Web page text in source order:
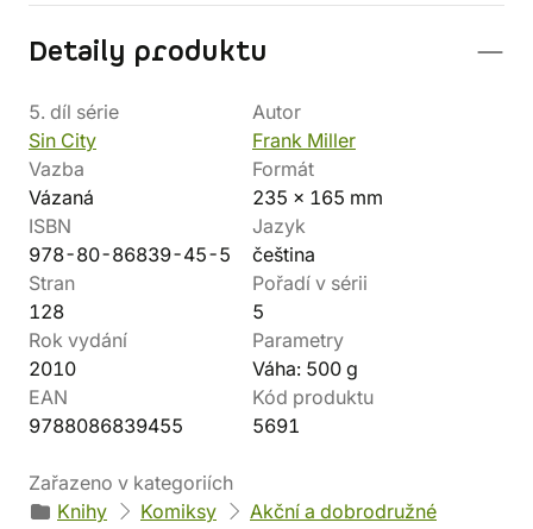
Detaily produktu
5. díl série
Sin City
Autor
Frank Miller
Vazba
Vázaná
Formát
235 x 165 mm
ISBN
978-80-86839-45-5
Jazyk
čeština
Stran
128
Pořadí v sérii
5
Rok vydání
2010
Parametry
Váha: 500 g
EAN
9788086839455
Kód produktu
5691
Zařazeno v kategoriích
Knihy
Komiksy Akční a dobrodružné